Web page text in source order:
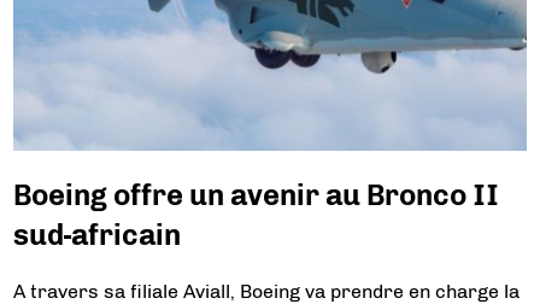
Boeing offre un avenir au Bronco II
sud-africain
A travers sa filiale Aviall, Boeing va prendre en charge la